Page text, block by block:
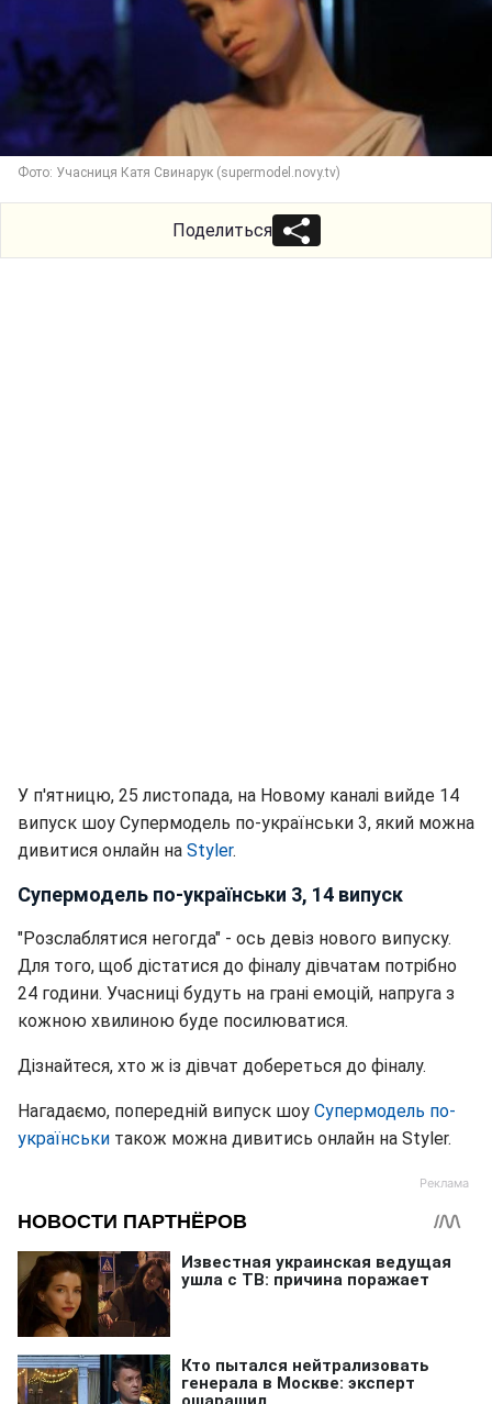
Фото: Учасниця Катя Свинарук (supermodel.novy.tv)
Поделиться
У п'ятницю, 25 листопада, на Новому каналі вийде 14
випуск шоу Супермодель по-українськи 3, який можна
дивитися онлайн на Styler.
Супермодель по-українськи 3, 14 випуск
"Розслаблятися негогда" - ось девіз нового випуску.
Для того, щоб дістатися до фіналу дівчатам потрібно
24 години. Учасниці будуть на грані емоцій, напруга з
кожною хвилиною буде посилюватися.
Дізнайтеся, хто ж із дівчат добереться до фіналу.
Нагадаємо, попередній випуск шоу Супермодель по-
українськи також можна дивитись онлайн на Styler.